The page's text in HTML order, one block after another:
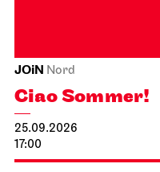
JOiN Nord
Ciao Sommer!
25.09.2026
17:00